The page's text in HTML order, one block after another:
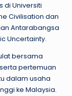
di Universiti
Civilisation dan
Antarabangsa
Uncertainty.
bersama
pertemuan
dalam usaha
ke Malaysia.